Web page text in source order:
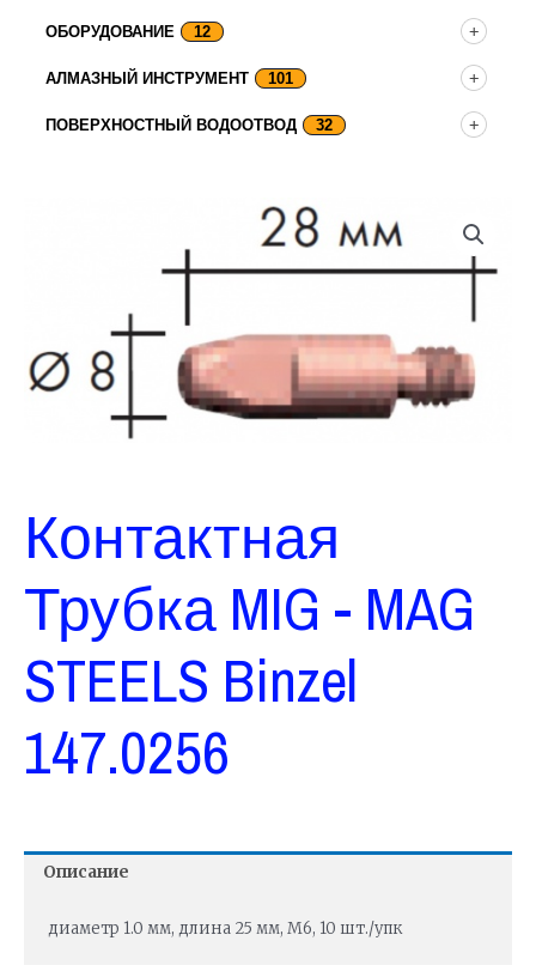
ОБОРУДОВАНИЕ 12
АЛМАЗНЫЙ ИНСТРУМЕНТ 101
ПОВЕРХНОСТНЫЙ ВОДООТВОД 32
Контактная
Трубка MIG - MAG
STEELS Binzel
147.0256
Описание
диаметр 1.0 мм, длина 25 мм, М6, 10 шт./упк